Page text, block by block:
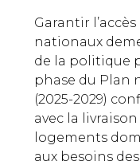
Garantir
nationaux
de la politique
phase du Plan
(2025-2029)
avec la
logements
aux besoins